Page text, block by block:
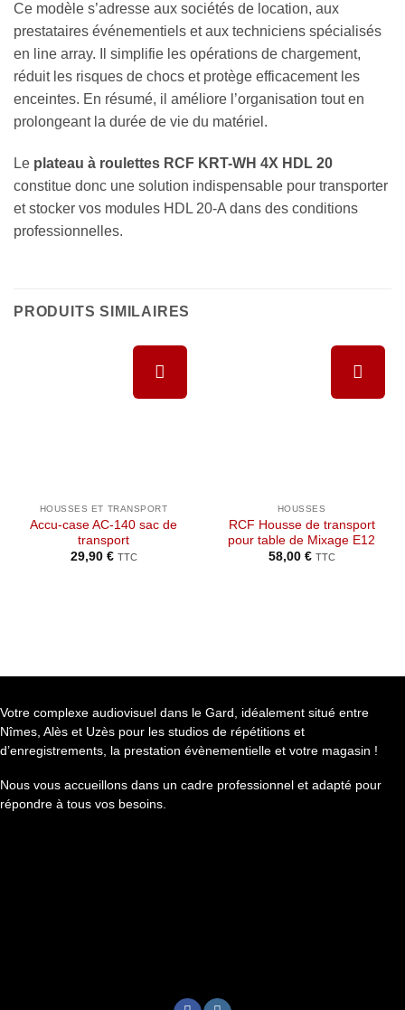
Ce modèle s’adresse aux sociétés de location, aux
prestataires événementiels et aux techniciens spécialisés
en line array. Il simplifie les opérations de chargement,
réduit les risques de chocs et protège efficacement les
enceintes. En résumé, il améliore l’organisation tout en
prolongeant la durée de vie du matériel.
Le plateau à roulettes RCF KRT-WH 4X HDL 20
constitue donc une solution indispensable pour transporter
et stocker vos modules HDL 20-A dans des conditions
professionnelles.
PRODUITS SIMILAIRES
HOUSSES ET TRANSPORT
Accu-case AC-140 sac de
transport
29,90 € TTC
HOUSSES
RCF Housse de transport
pour table de Mixage E12
58,00 € TTC
Votre complexe audiovisuel dans le Gard, idéalement situé entre
Nîmes, Alès et Uzès pour les studios de répétitions et
d’enregistrements, la prestation évènementielle et votre magasin !
Nous vous accueillons dans un cadre professionnel et adapté pour
répondre à tous vos besoins.